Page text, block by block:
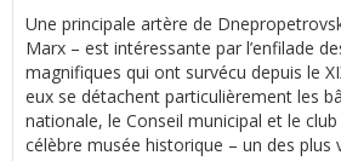
Une principale artère de
Marx – est intéressante par l’enfilade
magnifiques qui ont survécu depuis le
eux se détachent particulièrement les
nationale, le Conseil municipal et le
célèbre musée historique – un des plus